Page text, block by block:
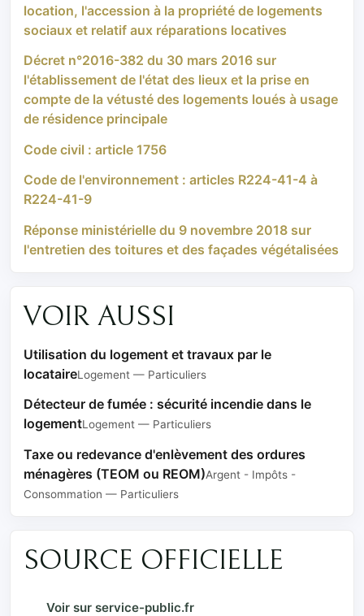
location, l'accession à la propriété de logements
sociaux et relatif aux réparations locatives
Décret n°2016-382 du 30 mars 2016 sur
l'établissement de l'état des lieux et la prise en
compte de la vétusté des logements loués à usage
de résidence principale
Code civil : article 1756
Code de l'environnement : articles R224-41-4 à
R224-41-9
Réponse ministérielle du 9 novembre 2018 sur
l'entretien des toitures et des façades végétalisées
VOIR AUSSI
Utilisation du logement et travaux par le
locataireLogement — Particuliers
Détecteur de fumée : sécurité incendie dans le
logementLogement — Particuliers
Taxe ou redevance d'enlèvement des ordures
ménagères (TEOM ou REOM)Argent - Impôts -
Consommation — Particuliers
SOURCE OFFICIELLE
Voir sur service-public.fr